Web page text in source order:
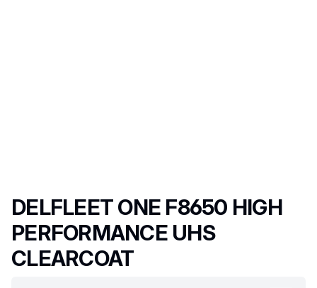
Productnaam
DELFLEET ONE F8650 HIGH
PERFORMANCE UHS
CLEARCOAT